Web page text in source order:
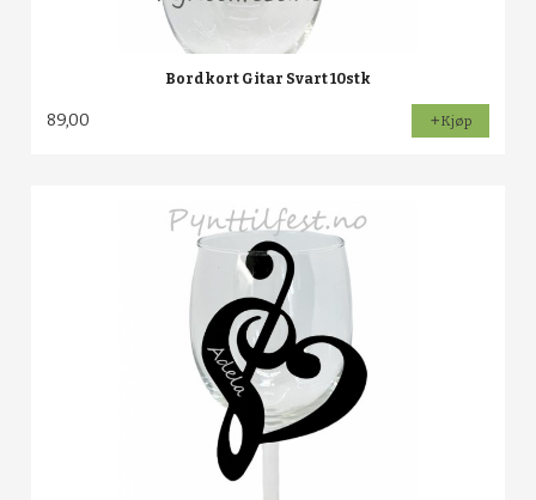
Bordkort Gitar Svart 10stk
89,00 Kjøp